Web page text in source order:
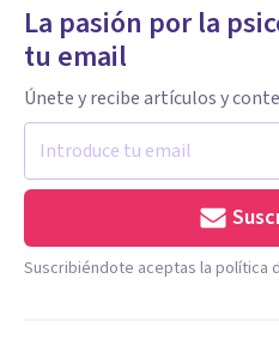
La pasión por la
tu email
Únete y recibe artículos y
Suscribiéndote aceptas la política